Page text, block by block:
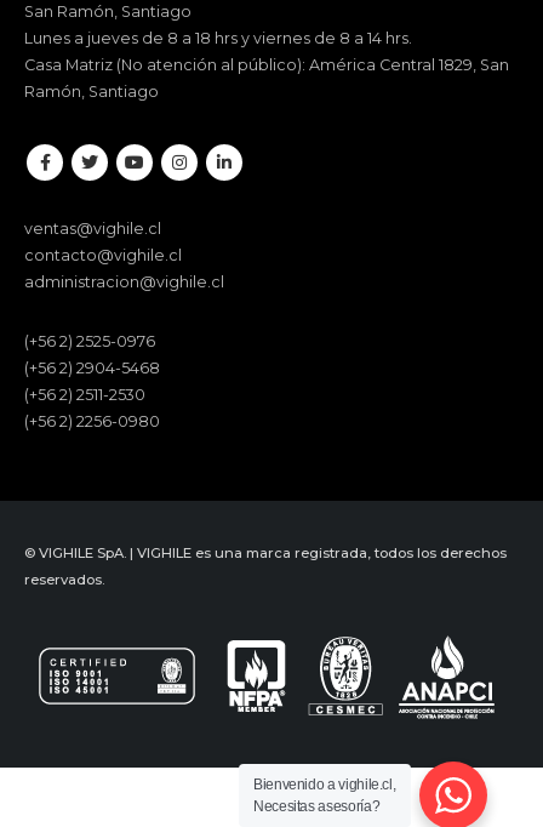
San Ramón, Santiago
Lunes a jueves de 8 a 18 hrs y viernes de 8 a 14 hrs.
Casa Matriz (No atención al público): América Central 1829, San
Ramón, Santiago
ventas@vighile.cl
contacto@vighile.cl
administracion@vighile.cl
(+56 2) 2525-0976
(+56 2) 2904-5468
(+56 2) 2511-2530
(+56 2) 2256-0980
© VIGHILE SpA. | VIGHILE es una marca registrada, todos los derechos
reservados.
Bienvenido a vighile.cl,
Necesitas asesoría?